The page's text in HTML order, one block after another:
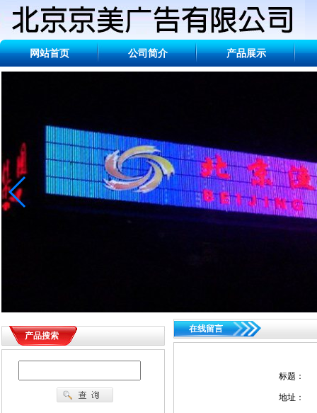
网站首页 公司简介 产品展示
产品搜索
在线留言
标题：
地址：